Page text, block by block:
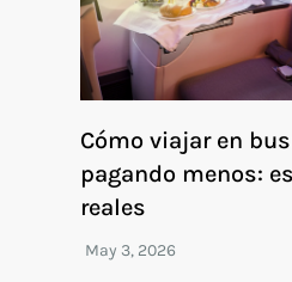
Cómo viajar en
pagando menos:
reales